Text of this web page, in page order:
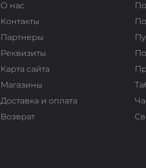
О нас
Контакты
Партнеры
Реквизиты
Карта сайта
Магазины
Доставка и оплата
Возврат